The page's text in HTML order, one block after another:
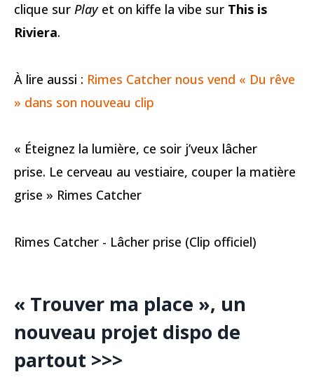
clique sur Playet on kiffe la vibe sur This is
Riviera.
À lire aussi : Rimes Catcher nous vend « Du rêve
» dans son nouveau clip
« Éteignez la lumière, ce soir j’veux lâcher
prise. Le cerveau au vestiaire, couper la matière
grise » Rimes Catcher
Rimes Catcher - Lâcher prise (Clip officiel)
« Trouver ma place », un
nouveau projet dispo de
partout >>>